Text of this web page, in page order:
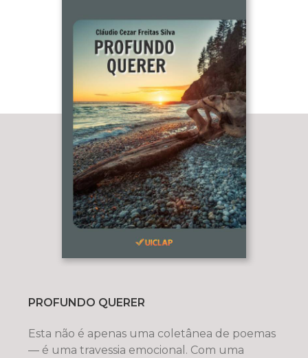
PROFUNDO QUERER
Esta não é apenas uma coletânea de poemas
— é uma travessia emocional. Com uma